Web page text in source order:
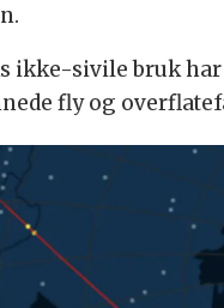
ikke-sivile bruk
fly og